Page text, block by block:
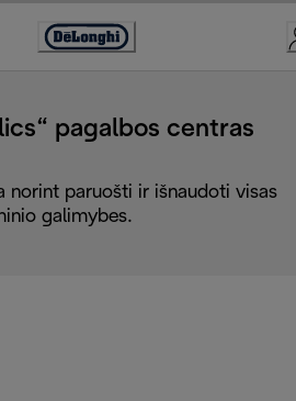
Accessibility
pagalbos centras
norint paruošti ir išnaudoti visas
galimybes.